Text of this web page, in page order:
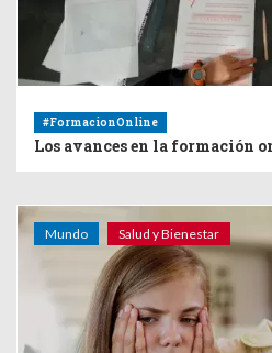
#FormacionOnline
Los avances en la formación
Mundo Salud y Bienestar